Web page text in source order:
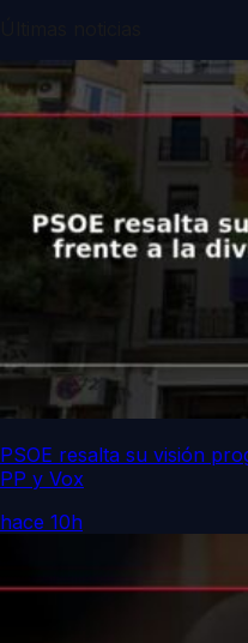
PSOE resalta su visión
PP y Vox
hace 10h